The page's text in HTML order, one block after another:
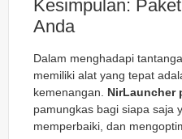
Kesimpulan:
Anda
Dalam menghadapi
memiliki alat yang tepat
kemenangan. NirLauncher
pamungkas bagi siapa saja
memperbaiki, dan